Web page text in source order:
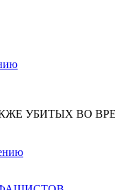
УБИТЫХ ВО